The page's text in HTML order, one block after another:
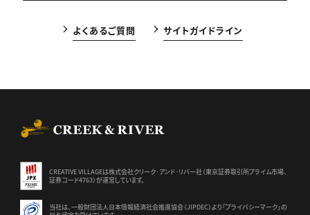
よくあるご質問 サイトガイドライン
CREATIVE VILLAGEは株式会社クリーク･アンド･リバー社（東京証券取引所プライム市場、
証券コード4763）が運営しています。
当社は、一般財団法人日本情報経済社会推進協会（JIPDEC）より 「プライバシーマーク」の